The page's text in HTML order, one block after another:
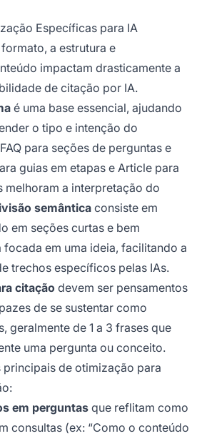
Específicas para IA
a estrutura e
impactam drasticamente a
de citação por IA.
é uma base essencial, ajudando
o tipo e intenção do
para seções de perguntas e
guias em etapas e Article para
melhoram a interpretação do
semântica consiste em
em seções curtas e bem
focada em uma ideia, facilitando a
trechos específicos pelas IAs.
citação devem ser pensamentos
de se sustentar como
geralmente de 1 a 3 frases que
uma pergunta ou conceito.
de otimização para
em perguntas que reflitam como
consultas (ex: “Como o conteúdo